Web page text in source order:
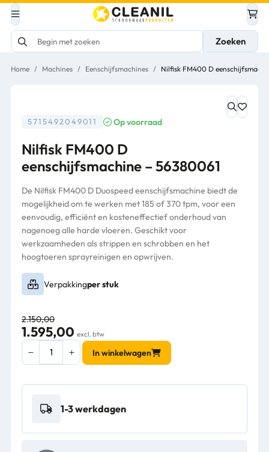
Zoeken
Home / Machines / Eenschijfsmachines / Nilfisk FM400 D
5715492049011 Op voorraad
Nilfisk FM400 D
eenschijfsmachine – 56380061
De Nilfisk FM400 D Duospeed eenschijfsmachine biedt de
mogelijkheid om te werken met 185 of 370 tpm, voor een
eenvoudig, efficiënt en kosteneffectief onderhoud van
nagenoeg alle harde vloeren. Geschikt voor
werkzaamheden als strippen en schrobben en het
hoogtoeren sprayreinigen en opwrijven.
Verpakkingper stuk
2.150,00
1.595,00 excl. btw
Nilfisk
FM400
eenschijfsmachine
56380061
In winkelwagen
1-3 werkdagen